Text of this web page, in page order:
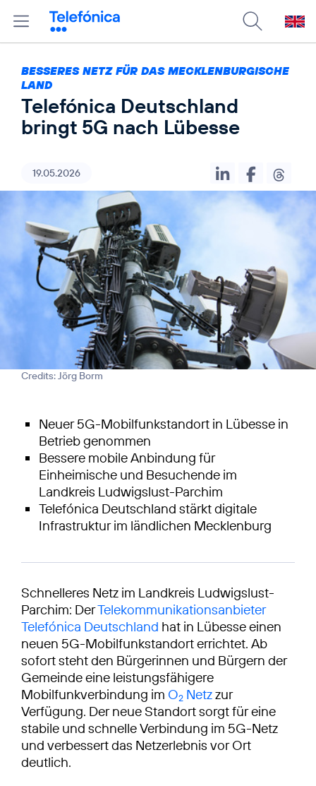
BESSERES NETZ FÜR DAS MECKLENBURGISCHE
LAND
Telefónica Deutschland
bringt 5G nach Lübesse
19.05.2026
Credits: Jörg Borm
Neuer 5G-Mobilfunkstandort in Lübesse in
Betrieb genommen
Bessere mobile Anbindung für
Einheimische und Besuchende im
Landkreis Ludwigslust-Parchim
Telefónica Deutschland stärkt digitale
Infrastruktur im ländlichen Mecklenburg
Schnelleres Netz im Landkreis Ludwigslust-
Parchim: DerTelekommunikationsanbieter
Telefónica Deutschland hat in Lübesse einen
neuen 5G-Mobilfunkstandort errichtet. Ab
sofort steht den Bürgerinnen und Bürgern der
Gemeinde eine leistungsfähigere
Mobilfunkverbindung im O2 Netzzur
Verfügung. Der neue Standort sorgt für eine
stabile und schnelle Verbindung im 5G-Netz
und verbessert das Netzerlebnis vor Ort
deutlich.